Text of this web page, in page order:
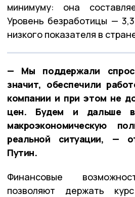
минимуму: она
Уровень безработицы —
низкого показателя в
— Мы поддержали
значит, обеспечили
компании и при этом не
цен. Будем и дальше
макроэкономическую
реальной ситуации, —
Путин.
Финансовые
позволяют держать